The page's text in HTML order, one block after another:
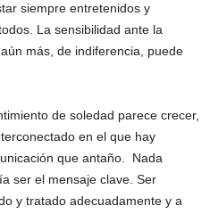
siempre entretenidos y
La sensibilidad ante la
más, de indiferencia, puede
de soledad parece crecer,
en el que hay
que antaño. Nada
ser el mensaje clave. Ser
y tratado adecuadamente y a